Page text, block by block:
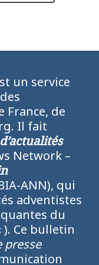
un service
France, de
Il fait
Network –
ANN), qui
adventistes
du
). Ce bulletin
presse